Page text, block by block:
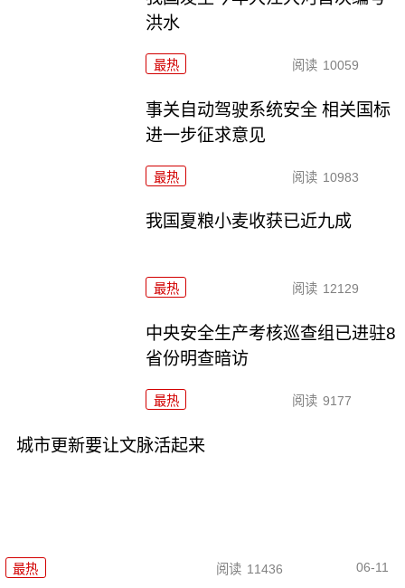
洪水
最热 阅读 10059
事关自动驾驶系统安全 相关国标
进一步征求意见
最热 阅读 10983
我国夏粮小麦收获已近九成
最热 阅读 12129
中央安全生产考核巡查组已进驻8
省份明查暗访
最热 阅读 9177
城市更新要让文脉活起来
最热 阅读 11436 06-11